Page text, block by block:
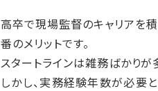
高卒で現場監督のキャリアを積
番のメリットです。
スタートラインは雑務ばかりが
しかし、実務経験年数が必要